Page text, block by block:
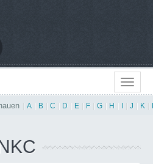
A B C D E F G H J K